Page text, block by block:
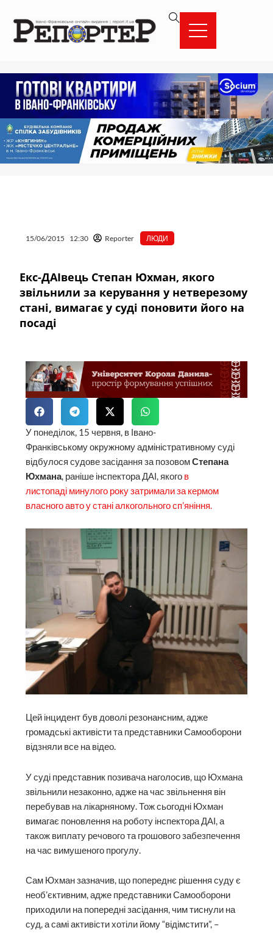
вмісту
15/06/2015 12:30 Reporter ЛЮДИ
Екс-ДАІвець Степан Юхман, якого
звільнили за керування у нетверезому
стані, вимагає у суді поновити його на
посаді
У понеділок, 15 червня, в Івано-
Франківському окружному адміністративному суді
відбулося судове засідання за позовомСтепана
Юхмана, раніше інспектора ДАІ, якого в
листопаді минулого року затримали за кермом
власного авто у стані алкогольного сп’яніння.
Цей інцидент був доволі резонансним, адже
громадські активісти та представники Самооборони
відзняли все на відео.
У суді представник позивача наголосив, що Юхмана
звільнили незаконно, адже на час звільнення він
перебував на лікарняному. Тож сьогодні Юхман
вимагає поновлення на роботу інспектора ДАІ, а
також виплату речового та грошового забезпечення
на час вимушеного прогулу.
Сам Юхман зазначив, що попереднє рішення суду є
необ’єктивним, адже представники Самооборони
приходили на попередні засідання, чим тиснули на
суд, а самі активісти хотіли йому “відімстити”, –